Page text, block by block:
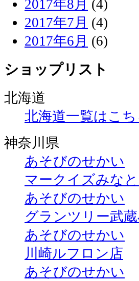
2017年8月 (4)
2017年7月 (4)
2017年6月 (6)
ショップリスト
北海道
北海道一覧はこち
神奈川県
あそびのせかい
マークイズみな
あそびのせかい
グランツリー武
あそびのせかい
川崎ルフロン店
あそびのせかい